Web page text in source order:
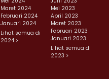
Maret 2024
Februari 2024
Januari 2024
Lihat semua di
2024 >
Mei 2023
April 2023
Maret 2023
Februari 2023
Januari 2023
Lihat semua di
2023 >